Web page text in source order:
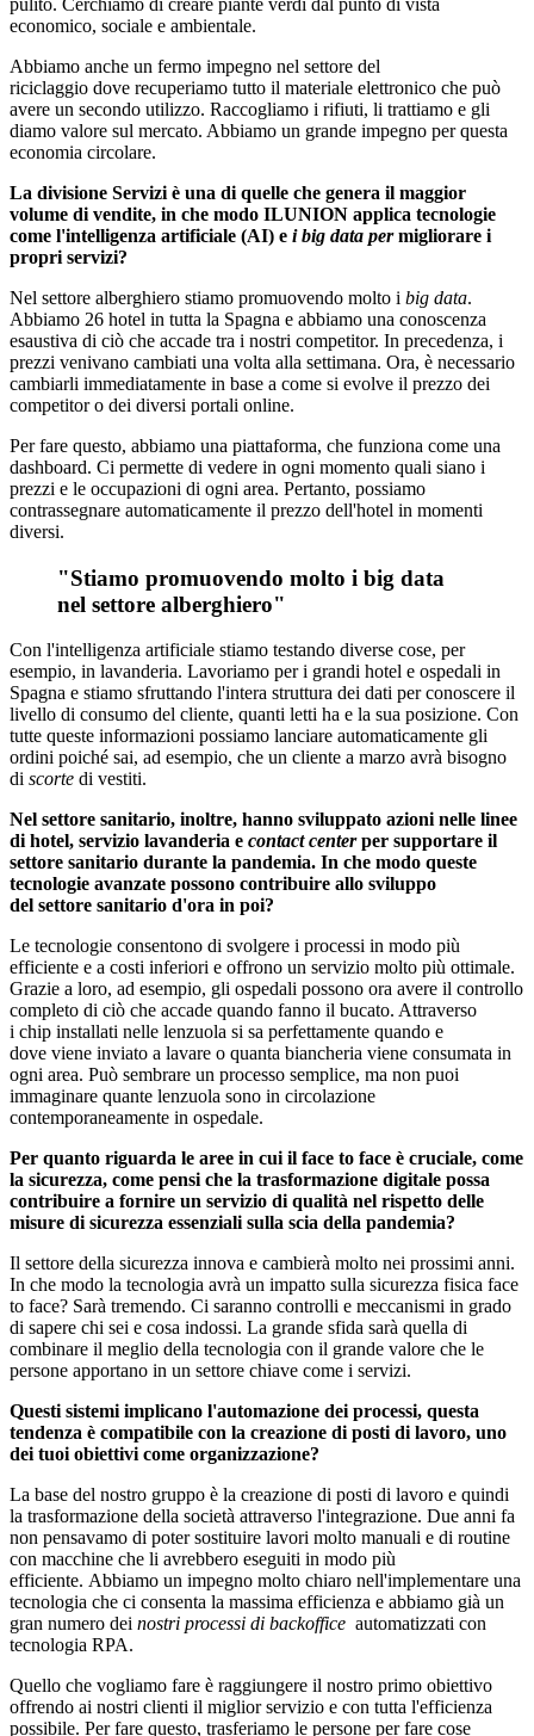
economico, sociale e ambientale.
Abbiamo anche un fermo impegno nel settore del
riciclaggio dove recuperiamo tutto il materiale elettronico che può
avere un secondo utilizzo. Raccogliamo i rifiuti, li trattiamo e gli
diamo valore sul mercato. Abbiamo un grande impegno per questa
economia circolare.
La divisione Servizi è una di quelle che genera il maggior
volume di vendite, in che modo ILUNION applica tecnologie
come l'intelligenza artificiale (AI) e i big data permigliorare i
propri servizi?
Nel settore alberghiero stiamo promuovendo molto i big data.
Abbiamo 26 hotel in tutta la Spagna e abbiamo una conoscenza
esaustiva di ciò che accade tra i nostri competitor. In precedenza, i
prezzi venivano cambiati una volta alla settimana. Ora, è necessario
cambiarli immediatamente in base a come si evolve il prezzo dei
competitor o dei diversi portali online.
Per fare questo, abbiamo una piattaforma, che funziona come una
dashboard. Ci permette di vedere in ogni momento quali siano i
prezzi e le occupazioni di ogni area. Pertanto, possiamo
contrassegnare automaticamente il prezzo dell'hotel in momenti
diversi.
"Stiamo promuovendo molto i big data
nel settore alberghiero"
Con l'intelligenza artificiale stiamo testando diverse cose, per
esempio, in lavanderia. Lavoriamo per i grandi hotel e ospedali in
Spagna e stiamo sfruttando l'intera struttura dei dati per conoscere il
livello di consumo del cliente, quanti letti ha e la sua posizione. Con
tutte queste informazioni possiamo lanciare automaticamente gli
ordini poiché sai, ad esempio, che un cliente a marzo avrà bisogno
di scorte di vestiti.
Nel settore sanitario, inoltre, hanno sviluppato azioni nelle linee
di hotel, servizio lavanderia e contact centerper supportare il
settore sanitario durante la pandemia. In che modo queste
tecnologie avanzate possono contribuire allo sviluppo
del settore sanitario d'ora in poi?
Le tecnologie consentono di svolgere i processi in modo più
efficiente e a costi inferiori e offrono un servizio molto più ottimale.
Grazie a loro, ad esempio, gli ospedali possono ora avere il controllo
completo di ciò che accade quando fanno il bucato. Attraverso
i chip installati nelle lenzuola si sa perfettamente quando e
dove viene inviato a lavare o quanta biancheria viene consumata in
ogni area. Può sembrare un processo semplice, ma non puoi
immaginare quante lenzuola sono in circolazione
contemporaneamente in ospedale.
Per quanto riguarda le aree in cui il face to face è cruciale, come
la sicurezza, come pensi che la trasformazione digitale possa
contribuire a fornire un servizio di qualità nel rispetto delle
misure di sicurezza essenziali sulla scia della pandemia?
Il settore della sicurezza innova e cambierà molto nei prossimi anni.
In che modo la tecnologia avrà un impatto sulla sicurezza fisica face
to face? Sarà tremendo. Ci saranno controlli e meccanismi in grado
di sapere chi sei e cosa indossi. La grande sfida sarà quella di
combinare il meglio della tecnologia con il grande valore che le
persone apportano in un settore chiave come i servizi.
Questi sistemi implicano l'automazione dei processi, questa
tendenza è compatibile con la creazione di posti di lavoro, uno
dei tuoi obiettivi come organizzazione?
La base del nostro gruppo è la creazione di posti di lavoro e quindi
la trasformazione della società attraverso l'integrazione. Due anni fa
non pensavamo di poter sostituire lavori molto manuali e di routine
con macchine che li avrebbero eseguiti in modo più
efficiente. Abbiamo un impegno molto chiaro nell'implementare una
tecnologia che ci consenta la massima efficienza e abbiamo già un
gran numero dei nostri processi di backoffice automatizzati con
tecnologia RPA.
Quello che vogliamo fare è raggiungere il nostro primo obiettivo
offrendo ai nostri clienti il miglior servizio e con tutta l'efficienza
possibile. Per fare questo, trasferiamo le persone per fare cose